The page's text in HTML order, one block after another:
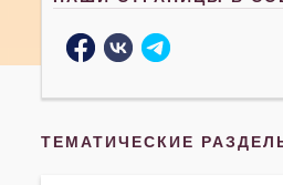
ТЕМАТИЧЕСКИЕ